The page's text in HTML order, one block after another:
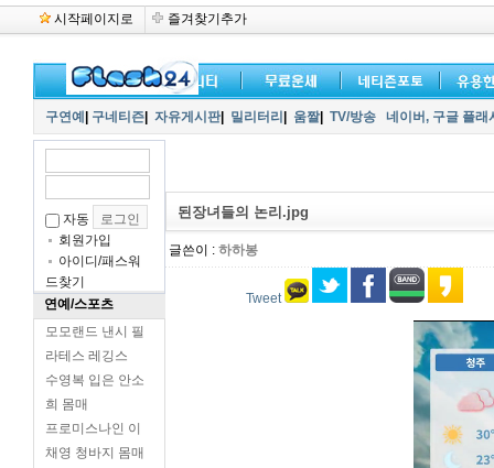
시작페이지로 즐겨찾기추가
구연예 구네티즌 자유게시판| 밀리터리 움짤| TV/방송 네이버, 구글 플
자동
회원가입
아이디/패스워
드찾기
연예/스포츠
모모랜드 낸시 필
라테스 레깅스
수영복 입은 안소
희 몸매
프로미스나인 이
채영 청바지 몸매
된장녀들의 논리.jpg
글쓴이 : 하하봉
Tweet